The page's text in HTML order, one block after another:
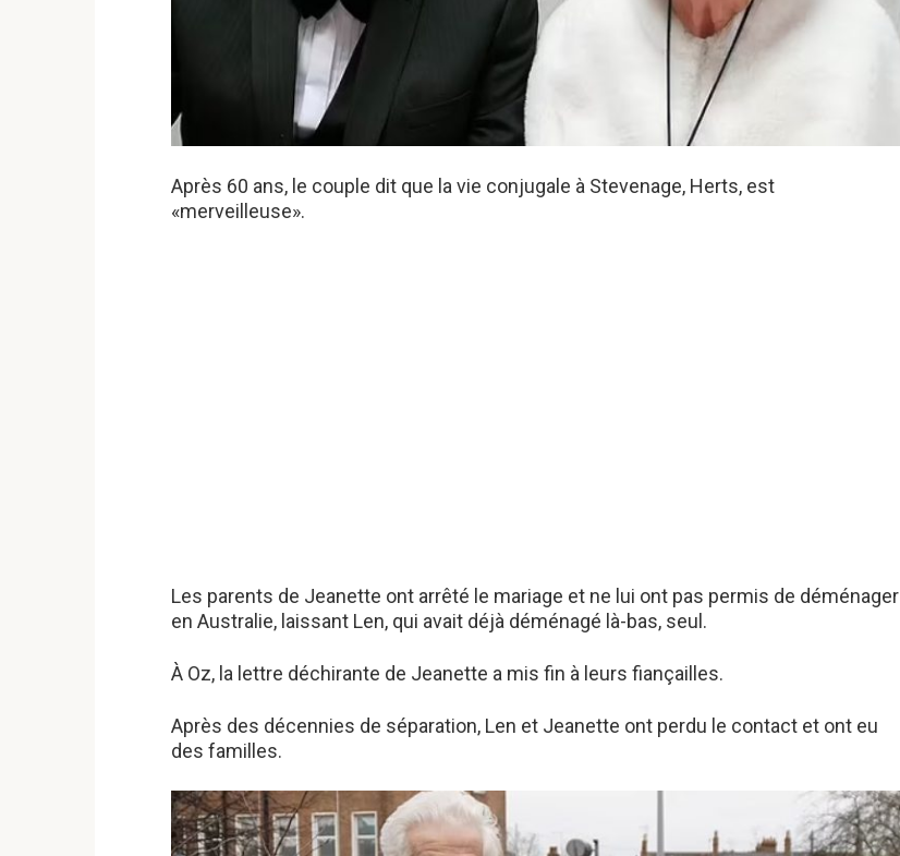
Après 60 ans, le couple dit que la vie conjugale à Stevenage, Herts, est
«merveilleuse».
Les parents de Jeanette ont arrêté le mariage et ne lui ont pas permis de déménager
en Australie, laissant Len, qui avait déjà déménagé là-bas, seul.
À Oz, la lettre déchirante de Jeanette a mis fin à leurs fiançailles.
Après des décennies de séparation, Len et Jeanette ont perdu le contact et ont eu
des familles.